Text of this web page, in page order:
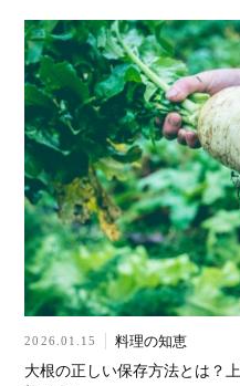
2026.01.15
料理の知恵
大根の正しい保存方法とは？